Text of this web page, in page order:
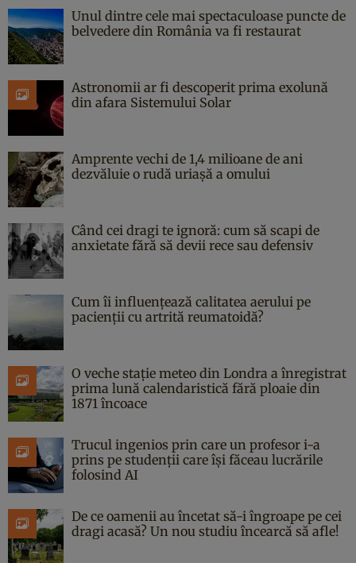
Unul dintre cele mai spectaculoase puncte de
belvedere din România va fi restaurat
Astronomii ar fi descoperit prima exolună
din afara Sistemului Solar
Amprente vechi de 1,4 milioane de ani
dezvăluie o rudă uriașă a omului
Când cei dragi te ignoră: cum să scapi de
anxietate fără să devii rece sau defensiv
Cum îi influențează calitatea aerului pe
pacienții cu artrită reumatoidă?
O veche stație meteo din Londra a înregistrat
prima lună calendaristică fără ploaie din
1871 încoace
Trucul ingenios prin care un profesor i-a
prins pe studenții care își făceau lucrările
folosind AI
De ce oamenii au încetat să-i îngroape pe cei
dragi acasă? Un nou studiu încearcă să afle!